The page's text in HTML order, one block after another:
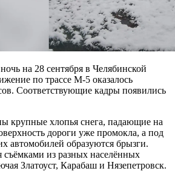
на 28 сентября в Челябинской
по трассе М-5 оказалось
Соответствующие кадры появились
крупные хлопья снега, падающие на
дороги уже промокла, а под
автомобилей образуются брызги.
съёмками из разных населённых
Златоуст, Карабаш и Нязепетровск.